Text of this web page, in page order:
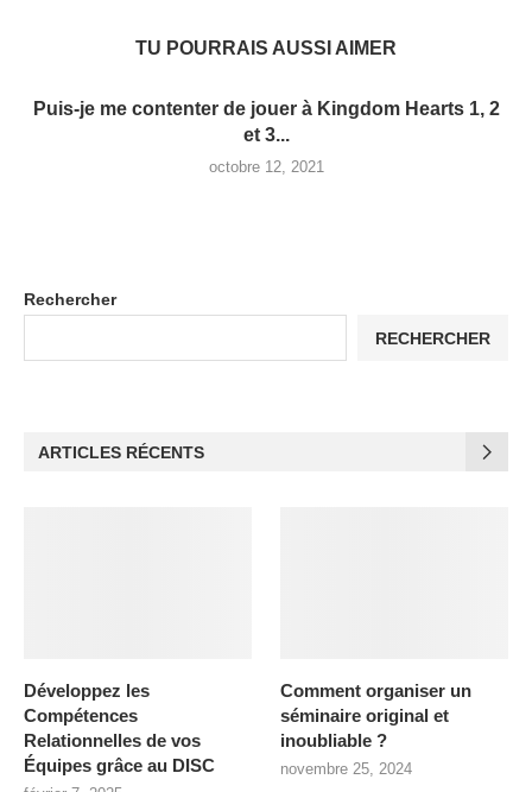
TU POURRAIS AUSSI AIMER
Puis-je me contenter de jouer à Kingdom Hearts 1, 2
et 3...
octobre 12, 2021
Rechercher
RECHERCHER
ARTICLES RÉCENTS
Développez les
Compétences
Relationnelles de vos
Équipes grâce au DISC
Comment organiser un
séminaire original et
inoubliable ?
novembre 25, 2024